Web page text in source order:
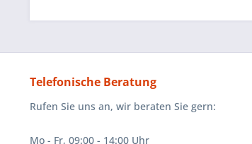
Telefonische Beratung
Rufen Sie uns an, wir beraten Sie gern:
Mo - Fr, 09:00 - 14:00 Uhr